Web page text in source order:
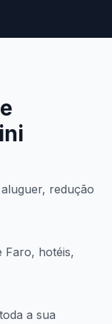
redução
Faro, hotéis,
a sua